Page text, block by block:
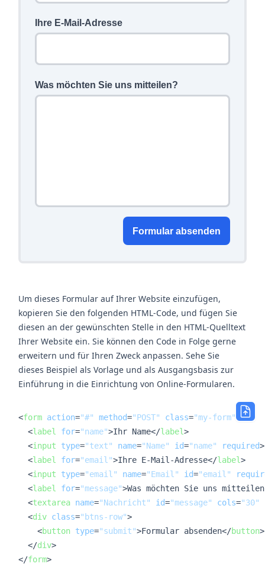
Ihre E-Mail-Adresse
Was möchten Sie uns mitteilen?
Formular absenden
Um dieses Formular auf Ihrer Website einzufügen,
kopieren Sie den folgenden HTML-Code, und fügen Sie
diesen an der gewünschten Stelle in den HTML-Quelltext
Ihrer Website ein. Sie können den Code in Folge gerne
erweitern und für Ihren Zweck anpassen. Sehe Sie
dieses Beispiel als Vorlage und als Ausgangsbasis zur
Einführung in die Einrichtung von Online-Formularen.
<form action="#" method="POST" class="my-form">
<label for="name">Ihr Name</label>
<input type="text" name="Name" id="name" required>
<label for="email">Ihre E-Mail-Adresse</label>
<input type="email" name="Email" id="email"
<label for="message">Was möchten Sie uns
<textarea name="Nachricht" id="message" cols="30"
<div class="btns-row">
<button type="submit">Formular absenden</button>
</div>
</form>